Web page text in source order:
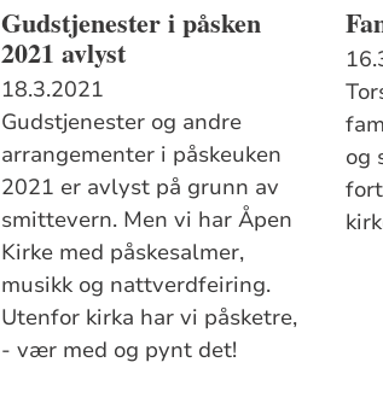
Gudstjenester i påsken
2021 avlyst
18.3.2021
Gudstjenester og andre
arrangementer i påskeuken
2021 er avlyst på grunn av
smittevern. Men vi har Åpen
Kirke med påskesalmer,
musikk og nattverdfeiring.
Utenfor kirka har vi påsketre,
- vær med og pynt det!
og